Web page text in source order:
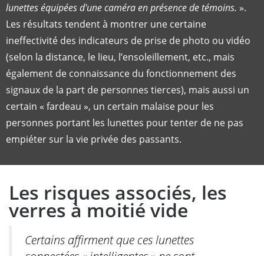
lunettes équipées d'une caméra en présence de témoins. ».
Les résultats tendent à montrer une certaine
ineffectivité des indicateurs de prise de photo ou vidéo
(selon la distance, le lieu, l’ensoleillement, etc., mais
également de connaissance du fonctionnement des
signaux de la part de personnes tierces), mais aussi un
certain « fardeau », un certain malaise pour les
personnes portant les lunettes pour tenter de ne pas
empiéter sur la vie privée des passants.
Les risques associés, les
verres à moitié vide
Certains affirment que ces lunettes